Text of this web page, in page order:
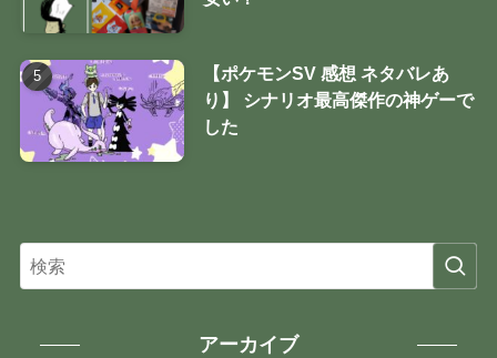
【ポケモンSV 感想 ネタバレあ
り】 シナリオ最高傑作の神ゲーで
した
アーカイブ